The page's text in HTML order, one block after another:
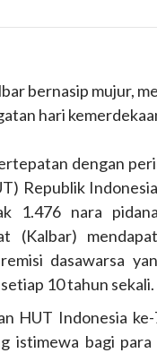
bernasip mujur,
hari
dengan
Republik
1.476 nara
(Kalbar)
dasawarsa
10 tahun sekali.
HUT Indonesia
istimewa bagi para